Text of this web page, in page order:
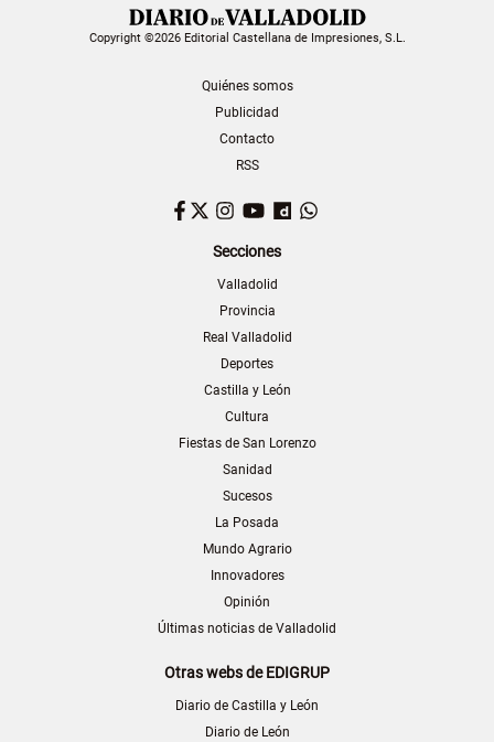
Copyright ©2026 Editorial Castellana de Impresiones, S.L.
Quiénes somos
Publicidad
Contacto
RSS
Facebook
TwitterInstagram
YouTubeDailymotion
Secciones
Valladolid
Provincia
Real Valladolid
Deportes
Castilla y León
Cultura
Fiestas de San Lorenzo
Sanidad
Sucesos
La Posada
Mundo Agrario
Innovadores
Opinión
Últimas noticias de Valladolid
Otras webs de EDIGRUP
Diario de Castilla y León
Diario de León